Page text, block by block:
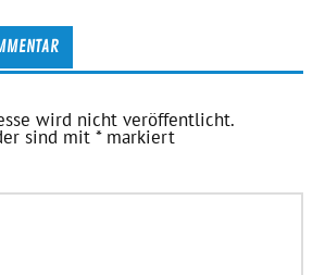
wird nicht veröffentlicht.
sind mit*markiert